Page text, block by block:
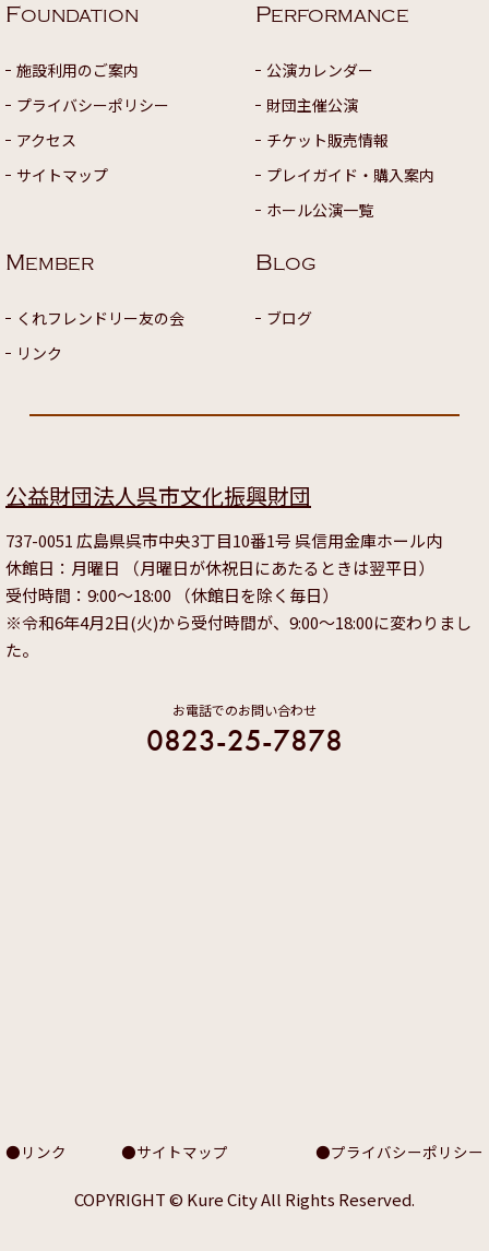
FOUNDATION
施設利用のご案内
プライバシーポリシー
アクセス
サイトマップ
PERFORMANCE
公演カレンダー
財団主催公演
チケット販売情報
プレイガイド・購入案内
ホール公演一覧
MEMBER
くれフレンドリー友の会
リンク
BLOG
ブログ
公益財団法人呉市文化振興財団
737-0051 広島県呉市中央3丁目10番1号 呉信用金庫ホール内
休館日：月曜日 （月曜日が休祝日にあたるときは翌平日）
受付時間：9:00～18:00 （休館日を除く毎日）
※令和6年4月2日(火)から受付時間が、9:00～18:00に変わりまし
た。
お電話でのお問い合わせ
0823-25-7878
リンク サイトマップ プライバシーポリシー
COPYRIGHT © Kure City All Rights Reserved.